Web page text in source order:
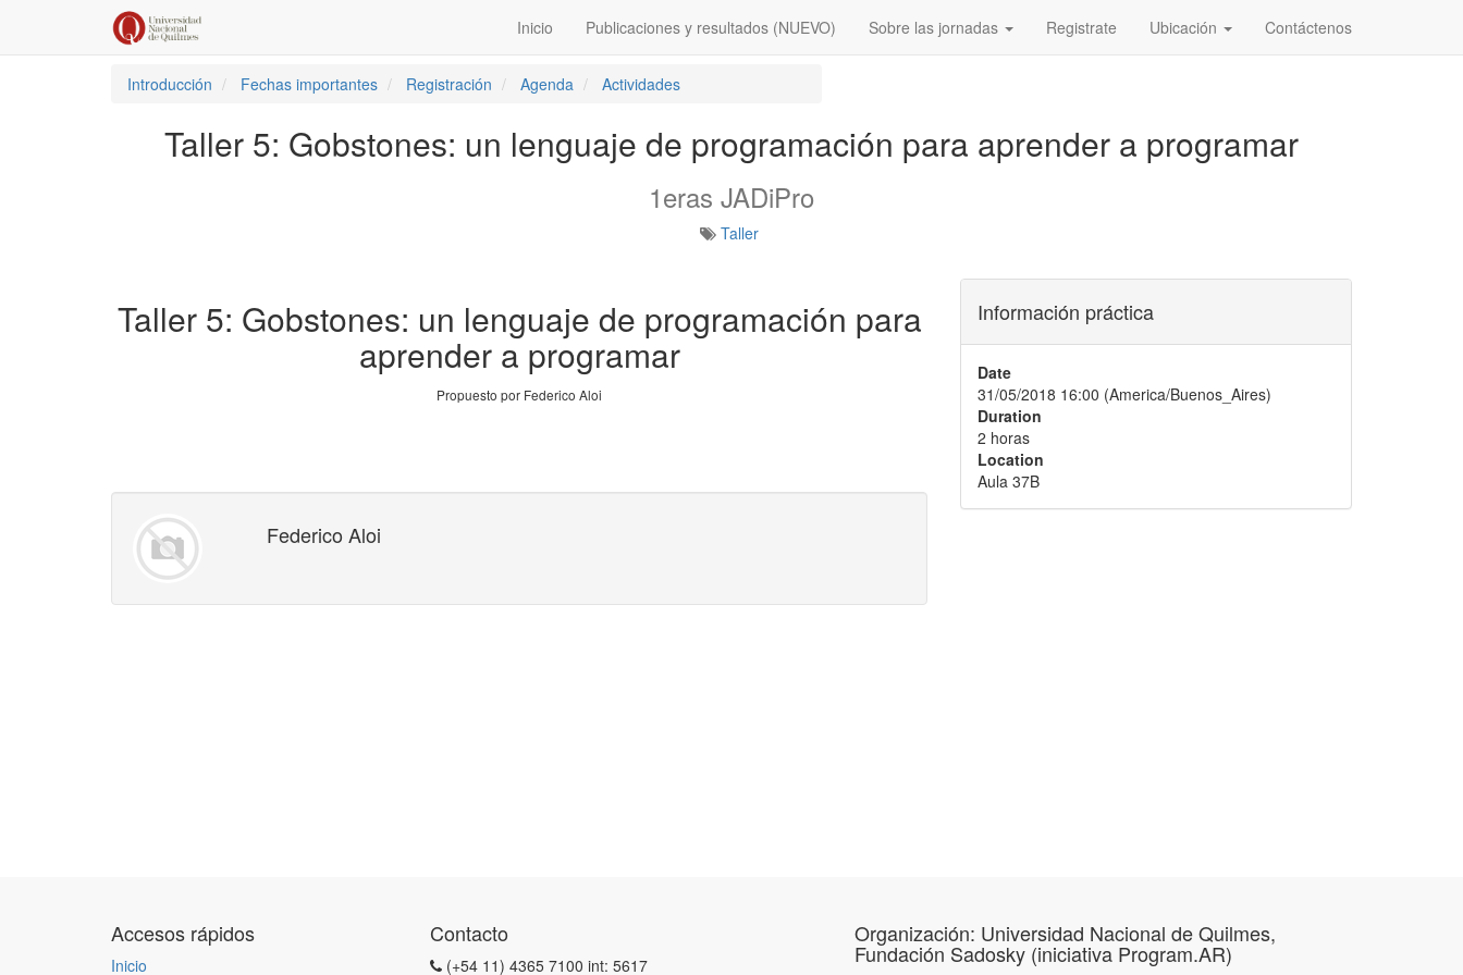
Inicio Publicaciones y resultados (NUEVO) Sobre las jornadas Registrate Ubicación Contáctenos
Introducción Fechas importantes Registración Agenda Actividades
Taller 5: Gobstones: un lenguaje de programación para aprender a programar
1eras JADiPro
Taller
Taller 5: Gobstones: un lenguaje de programación para
aprender a programar
Propuesto por Federico Aloi
Federico Aloi
Información práctica
Date
31/05/2018 16:00 (America/Buenos_Aires)
Duration
2 horas
Location
Aula 37B
Accesos rápidos
Inicio
Contacto
(+54 11) 4365 7100 int: 5617
Organización: Universidad Nacional de Quilmes,
Fundación Sadosky (iniciativa Program.AR)